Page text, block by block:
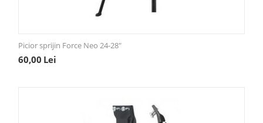
Picior sprijin Force Neo 24-28"
60,00 Lei